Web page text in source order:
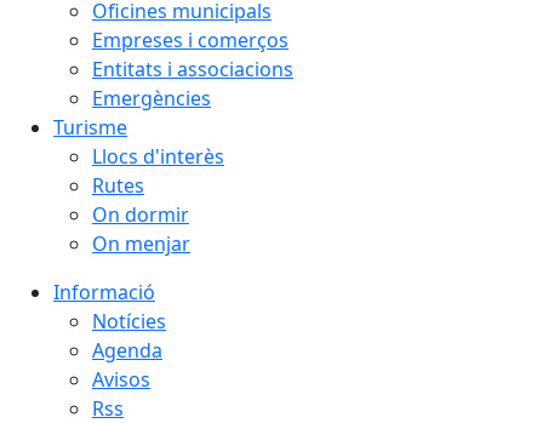
Oficines municipals
Empreses i comerços
Entitats i associacions
Emergències
Turisme
Llocs d'interès
Rutes
On dormir
On menjar
Informació
Notícies
Agenda
Avisos
Rss